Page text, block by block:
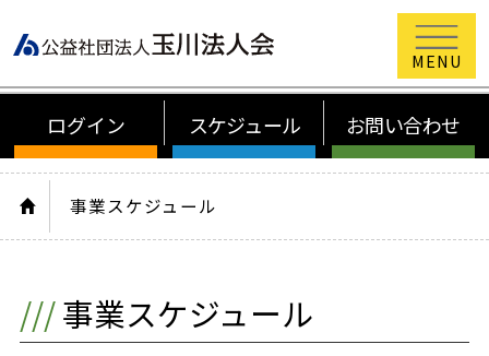
公益社団
ログイン スケジュール お問い合わせ
HOME事業スケジュール
事業スケジュール